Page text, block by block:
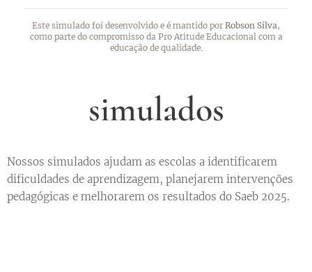
Este simulado foi desenvolvido e é mantido por Robson Silva,
como parte do compromisso da Pro Atitude Educacional com a
educação de qualidade.
simulados
Nossos simulados ajudam as escolas a identificarem
dificuldades de aprendizagem, planejarem intervenções
pedagógicas e melhorarem os resultados do Saeb 2025.